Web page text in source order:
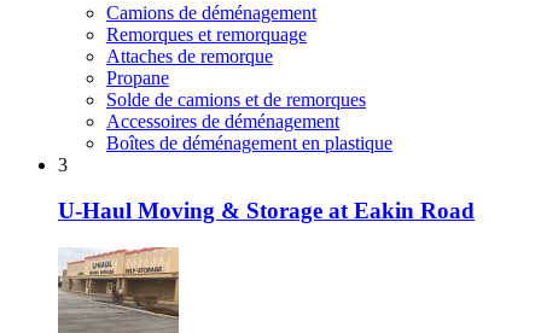
Camions de déménagement
Remorques et remorquage
Attaches de remorque
Propane
Solde de camions et de remorques
Accessoires de déménagement
Boîtes de déménagement en plastique
3
U-Haul Moving & Storage at Eakin Road